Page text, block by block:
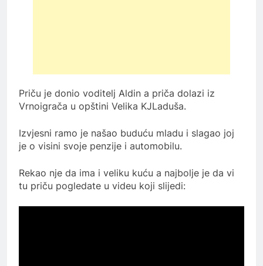
Priču je donio voditelj Aldin a priča dolazi iz
Vrnoigrača u opštini Velika KJLaduša.
Izvjesni ramo je našao buduću mladu i slagao joj
je o visini svoje penzije i automobilu.
Rekao nje da ima i veliku kuću a najbolje je da vi
tu priču pogledate u videu koji slijedi: